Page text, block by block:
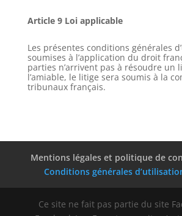
Article 9 Loi applicable
Les présentes conditions générales
soumises à l’application du droit
parties n’arrivent pas à résoudre un
l’amiable, le litige sera soumis à la
tribunaux français.
Mentions légales et politique de
Conditions générales
Ce site ne fait pas partie du site